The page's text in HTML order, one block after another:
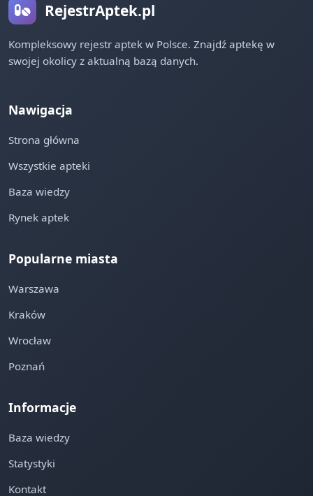
RejestrAptek.pl
Kompleksowy rejestr aptek w Polsce. Znajdź aptekę w
swojej okolicy z aktualną bazą danych.
Nawigacja
Strona główna
Wszystkie apteki
Baza wiedzy
Rynek aptek
Popularne miasta
Warszawa
Kraków
Wrocław
Poznań
Informacje
Baza wiedzy
Statystyki
Kontakt